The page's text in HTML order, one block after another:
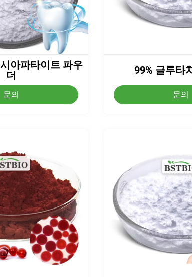
아파타이트 파우
더
문의
99% 글루타
문의